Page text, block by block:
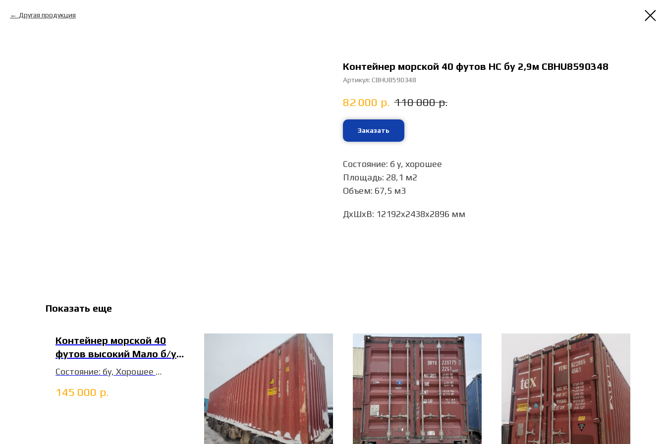
Другая продукция
Контейнер морской 40 футов HC бу 2,9м CBHU8590348
Артикул: CBHU8590348
82 000 р. 110 000 р.
Заказать
Состояние: б у, хорошее
Площадь: 28,1 м2
Объем: 67,5 м3
ДxШxВ: 12192x2438x2896 мм
Показать еще
Контейнер морской 40
футов высокий Мало б/у
CIMU0103601
Состояние: бу, Хорошее
т. Шубино
145 000 р.